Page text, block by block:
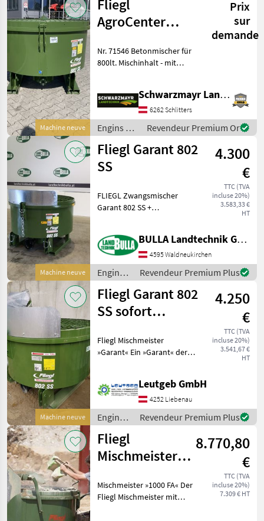
chantier
/ Fliegl
Machine neuve
Fliegl
AgroCenter
Prix
sur
demande
Nr. 71546 Betonmischer für
800lt. Mischinhalt - mit
3-Blatt Mischfedern - mit
Auslaufschieber hinten -
mit Sc
Schwarzmayr Landtechnik GmbH - Schlitters
6262 Schlitters
Engins de
chantier /
Fliegl
Revendeur Premium Or
Machine neuve
Fliegl Garant 802
SS
4.300
€
TTC (TVA
incluse 20%)
3.583,33 €
HT
FLIEGL Zwangsmischer
Garant 802 SS +
mm + 3-Blatt Mischfedern
im Winkel verstellbar +
Seitenwandabstreifer +
Auslaufruts
BULLA Landtechnik GmbH
4595 Waldneukirchen
Engins
de
chantier
/ Fliegl
Revendeur Premium Plus
Machine neuve
Fliegl Garant 802
SS sofort
4.250
€
TTC (TVA
incluse 20%)
3.541,67 €
HT
Fliegl Mischmeister
»Garant« Ein »Garant« der
wird. Überzeugen Sie sich
selbst durch höchste
Qualität und einer st
Leutgeb GmbH
4252 Liebenau
Engins
de
chantier
/ Fliegl
Revendeur Premium Plus
Fliegl
Mischmeister
/ Füllautomatik
8.770,80
€
TTC (TVA
incluse 20%)
7.309 € HT
Mischmeister »1000 FA« Der
Fliegl Mischmeister mit